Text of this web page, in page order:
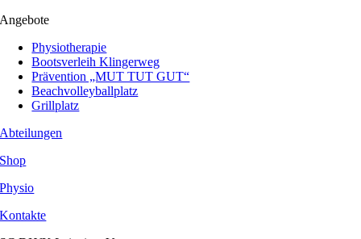
Angebote
Physiotherapie
Bootsverleih Klingerweg
Prävention „MUT TUT GUT“
Beachvolleyballplatz
Grillplatz
Abteilungen
Shop
Physio
Kontakte